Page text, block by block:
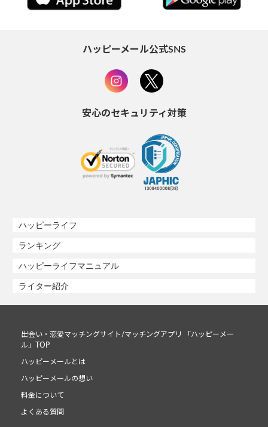
ハッピーメール公式SNS
安心のセキュリティ対策
ハッピーライフ
ランキング
ハッピーライフマニュアル
ライター紹介
出会い・恋愛マッチングサイト/マッチングアプリ 「ハッピーメー
ル」TOP
ハッピーメールとは
ハッピーメールの想い
料金について
よくある質問